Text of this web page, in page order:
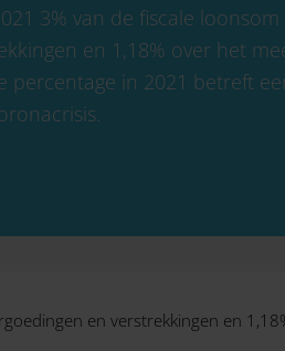
3% van de fiscale
en 1,18% over het
percentage in 2021 betreft
en verstrekkingen en